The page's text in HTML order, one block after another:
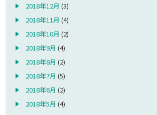
2018年12月 (3)
2018年11月 (4)
2018年10月 (2)
2018年9月 (4)
2018年8月 (2)
2018年7月 (5)
2018年6月 (2)
2018年5月 (4)